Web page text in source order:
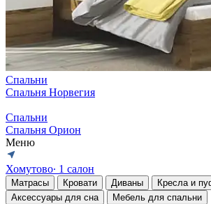
Спальни
Спальня Норвегия
Спальни
Спальня Орион
Меню
Хомутово∙ 1 салон
Матрасы Кровати Диваны
Кресла и
Аксессуары для сна
Мебель для спальни